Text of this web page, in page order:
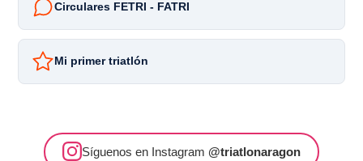
Circulares FETRI - FATRI
Mi primer triatlón
Síguenos en Instagram @triatlonaragon